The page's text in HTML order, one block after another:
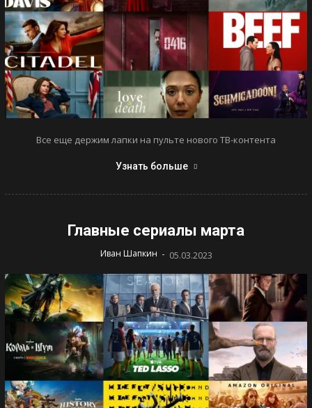
Все еще держим лапки на пульте нового ТВ-контента
Узнать больше
Главные сериалы марта
Иван Шапкин - 05.03.2023